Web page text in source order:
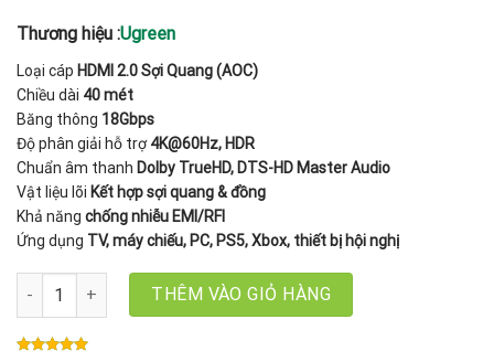
2.100.000₫.
Thương hiệu :Ugreen
Loại cáp HDMI 2.0 Sợi Quang (AOC)
Chiều dài 40 mét
Băng thông 18Gbps
Độ phân giải hỗ trợ4K@60Hz, HDR
Chuẩn âm thanh Dolby TrueHD, DTS-HD Master Audio
Vật liệu lõi Kết hợp sợi quang & đồng
Khả năng chống nhiễu EMI/RFI
Ứng dụng TV, máy chiếu, PC, PS5, Xbox, thiết bị hội nghị
Cáp HDMI 2.0 Sợi Quang AOC 40M Ugreen 45508/HD178 – Hỗ
THÊM VÀO GIỎ HÀNG